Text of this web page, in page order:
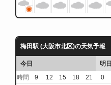
梅田駅 (大阪市北区)の天気予報
今日
明日
時間
9 12 15 18 21 0